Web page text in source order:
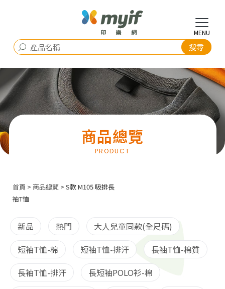
商品總覽
首頁 > 商品總覽 > S款 M105 吸排長
袖T恤
新品 熱門
大人兒童同款(全尺碼)
短袖T恤-棉
短袖T恤-排汗
長袖T恤-棉質
長袖T恤-排汗
長短袖POLO衫-棉